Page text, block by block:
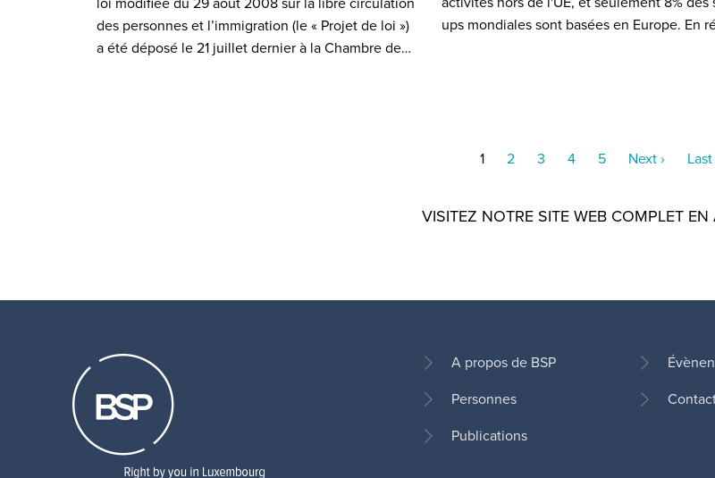
des personnes et l’immigration (le « Projet de loi »)
a été déposé le 21 juillet dernier à la Chambre de…
ups mondiales sont basées en Europe. En
Current
1 Page
2 Page
3 Page
4 Page
5
Next
Next ›
Last
Last
VISITEZ NOTRE SITE WEB COMPLET
Pied
de
A propos de BSP
Personnes
Publications